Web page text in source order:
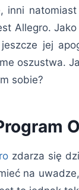
inni
Allegro.
jej
oszustwa.
sobie?
zdarza się
na